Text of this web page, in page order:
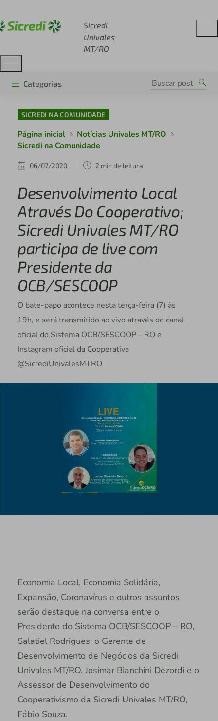
Sicredi
Univales
MT/RO
Categorias
SICREDI NA COMUNIDADE
Página inicial
Notícias Univales MT/RO
Sicredi na Comunidade
06/07/2020 2 min de leitura
Desenvolvimento Local
Através Do Cooperativo;
Sicredi Univales MT/RO
participa de live com
Presidente da
OCB/SESCOOP
O bate-papo acontece nesta terça-feira (7) às
19h, e será transmitido ao vivo através do canal
oficial do Sistema OCB/SESCOOP – RO e
Instagram oficial da Cooperativa
@SicrediUnivalesMTRO
Economia Local, Economia Solidária,
Expansão, Coronavírus e outros assuntos
serão destaque na conversa entre o
Presidente do Sistema OCB/SESCOOP – RO,
Salatiel Rodrigues, o Gerente de
Desenvolvimento de Negócios da Sicredi
Univales MT/RO, Josimar Bianchini Dezordi e o
Assessor de Desenvolvimento do
Cooperativismo da Sicredi Univales MT/RO,
Fábio Souza.